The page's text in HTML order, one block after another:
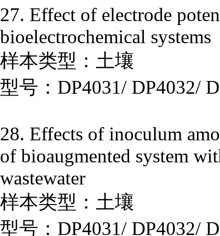
27. Effect of electrode
bioelectrochemical systems
样本类型：土壤
型号：DP4031/ DP4032/
28. Effects of inoculum
of bioaugmented system
wastewater
样本类型：土壤
型号：DP4031/ DP4032/